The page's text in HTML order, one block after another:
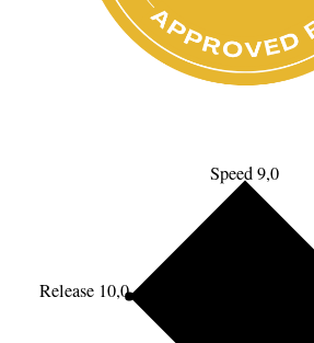
Speed 9,0
Release 10,0